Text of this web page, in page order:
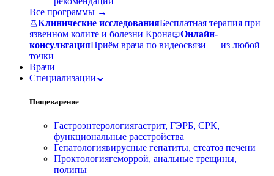
Все программы →
Клинические исследованияБесплатная терапия при
язвенном колите и болезни Крона
Онлайн-
консультацияПриём врача по видеосвязи — из любой
точки
Врачи
Специализации
Пищеварение
Гастроэнтерологиягастрит, ГЭРБ, СРК,
функциональные расстройства
Гепатологиявирусные гепатиты, стеатоз печени
Проктологиягеморрой, анальные трещины,
полипы